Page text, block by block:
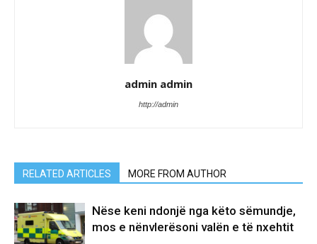
admin admin
http://admin
RELATED ARTICLES MORE FROM AUTHOR
Nëse keni ndonjë nga këto sëmundje,
mos e nënvlerësoni valën e të nxehtit